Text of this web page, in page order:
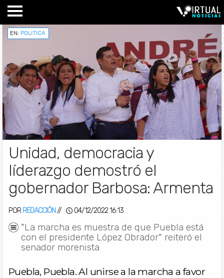
EN: POLITICA
Unidad, democracia y
líderazgo demostró el
gobernador Barbosa: Armenta
POR REDACCIÓN // 04/12/2022 16:13
"La marcha es muestra de que Puebla está
con el presidente López Obrador" reiteró el
senador morenista
Puebla, Puebla. Al unirse a la marcha a favor